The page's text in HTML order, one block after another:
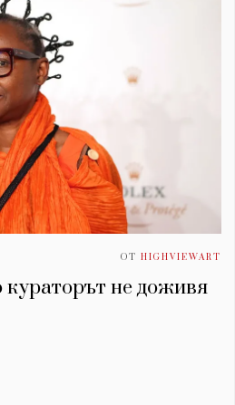
ОТ HIGHVIEWART
кураторът не доживя